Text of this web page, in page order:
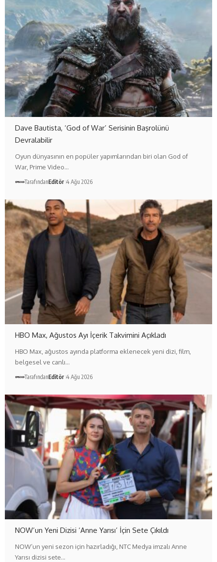
Dave Bautista, ‘God of War’ Serisinin Başrolünü
Devralabilir
Oyun dünyasının en popüler yapımlarından biri olan God of
War, Prime Video…
TarafındanEditör 4 Ağu 2026
HBO Max, Ağustos Ayı İçerik Takvimini Açıkladı
HBO Max, ağustos ayında platforma eklenecek yeni dizi, film,
belgesel ve canlı…
TarafındanEditör 4 Ağu 2026
NOW’un Yeni Dizisi ‘Anne Yarısı’ İçin Sete Çıkıldı
NOW’un yeni sezon için hazırladığı, NTC Medya imzalı Anne
Yarısı dizisi sete…